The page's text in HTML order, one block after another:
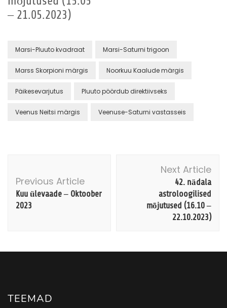
– 21.05.2023)
Marsi-Pluuto kvadraat Marsi-Saturni trigoon
Marss Skorpioni märgis Noorkuu Kaalude märgis
Päikesevarjutus Pluuto pöördub direktiivseks
Veenus Neitsi märgis Veenuse-Saturni vastasseis
Navigation
Previous Article
Kuu ülevaade – Oktoober
2023
Next Article
42. nädala
astroloogilised
mõjutused (16.10 –
22.10.2023)
TEEMAD